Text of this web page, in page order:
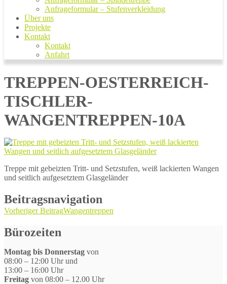
Anfrageformular – Stufenverkleidung
Über uns
Projekte
Kontakt
Kontakt
Anfahrt
TREPPEN-OESTERREICH-
TISCHLER-
WANGENTREPPEN-10A
Treppe mit gebeizten Tritt- und Setzstufen, weiß lackierten Wangen
und seitlich aufgesetztem Glasgeländer
Beitragsnavigation
Vorheriger BeitragWangentreppen
Bürozeiten
Montag bis Donnerstag von
08:00 – 12:00 Uhr und
13:00 – 16:00 Uhr
Freitag von 08:00 – 12.00 Uhr